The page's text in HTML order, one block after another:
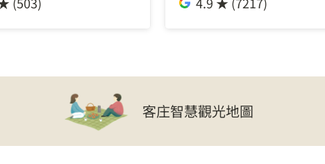
客庄智慧觀光地圖